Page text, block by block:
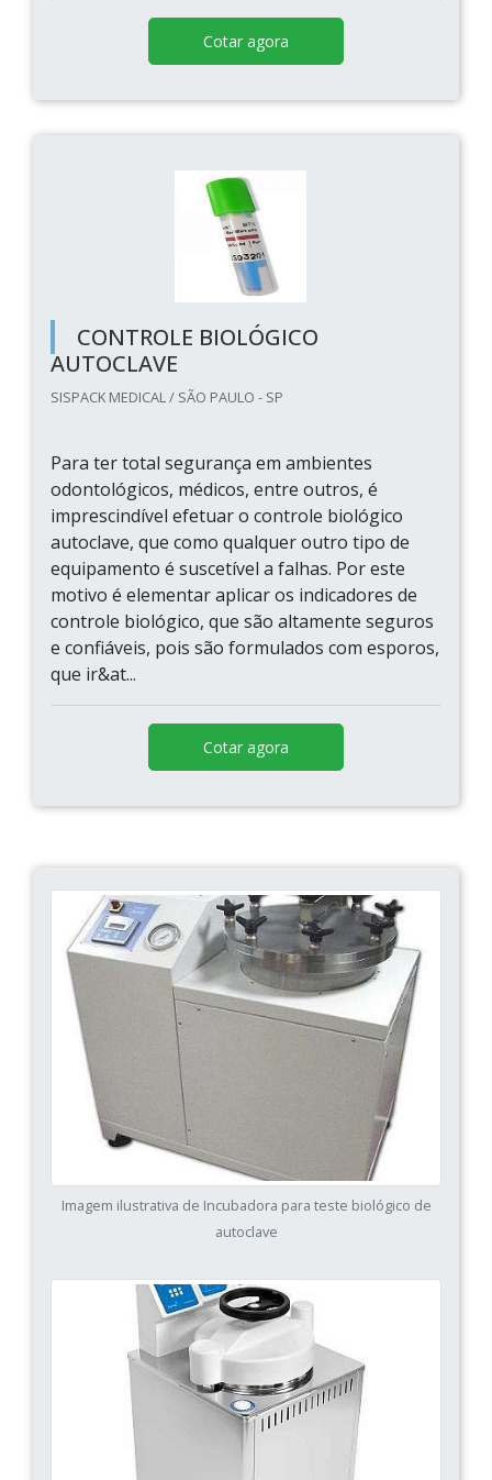
Cotar agora
CONTROLE BIOLÓGICO
AUTOCLAVE
SISPACK MEDICAL / SÃO PAULO - SP
Para ter total segurança em ambientes
odontológicos, médicos, entre outros, é
imprescindível efetuar o controle biológico
autoclave, que como qualquer outro tipo de
equipamento é suscetível a falhas. Por este
motivo é elementar aplicar os indicadores de
controle biológico, que são altamente seguros
e confiáveis, pois são formulados com esporos,
que ir&at...
Cotar agora
Imagem ilustrativa de Incubadora para teste biológico de
autoclave